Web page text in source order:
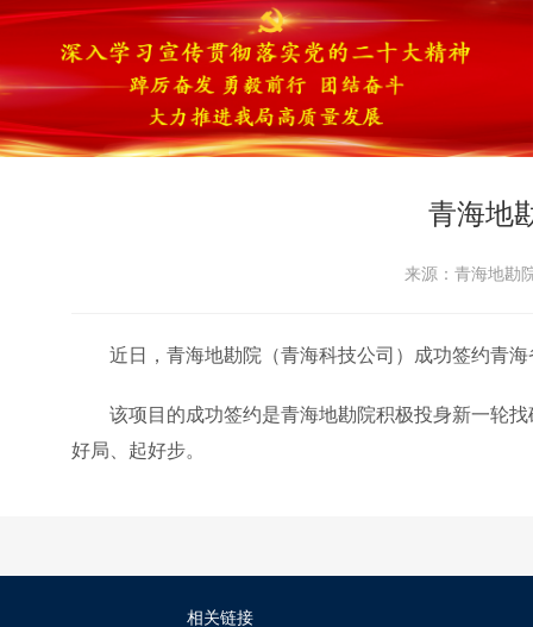
青海地
来源：青海地
近日，青海地勘院（青海科技公司）成功签约青
该项目的成功签约是青海地勘院积极投身新一轮
好局、起好步。
相关链接